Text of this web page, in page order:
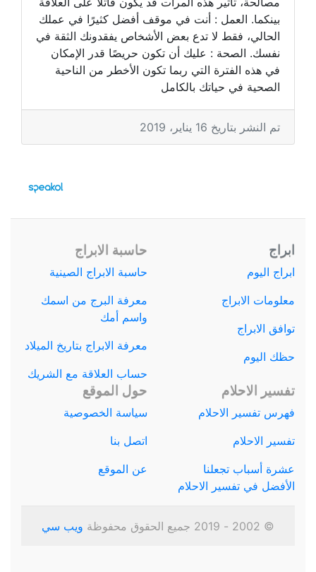
بينكما. العمل : أنت في موقف أفضل كثيرًا في عملك
الحالي، فقط لا تدع بعض الأشخاص يفقدونك الثقة في
نفسك. الصحة : عليك أن تكون حريصًا قدر الإمكان
في هذه الفترة التي ربما تكون الأخطر من الناحية
الصحية في حياتك بالكامل
تم النشر بتاريخ 16 يناير، 2019
ابراج
ابراج اليوم
معلومات الابراج
توافق الابراج
حظك اليوم
حاسبة الابراج
حاسبة الابراج الصينية
معرفة البرج من اسمك
واسم أمك
معرفة الابراج بتاريخ الميلاد
حساب العلاقة مع الشريك
تفسير الاحلام
فهرس تفسير الاحلام
تفسير الاحلام
عشرة أسباب تجعلنا
الأفضل في تفسير الاحلام
حول الموقع
سياسة الخصوصية
اتصل بنا
عن الموقع
© 2002 - 2019 جميع الحقوق محفوظة ويب سي